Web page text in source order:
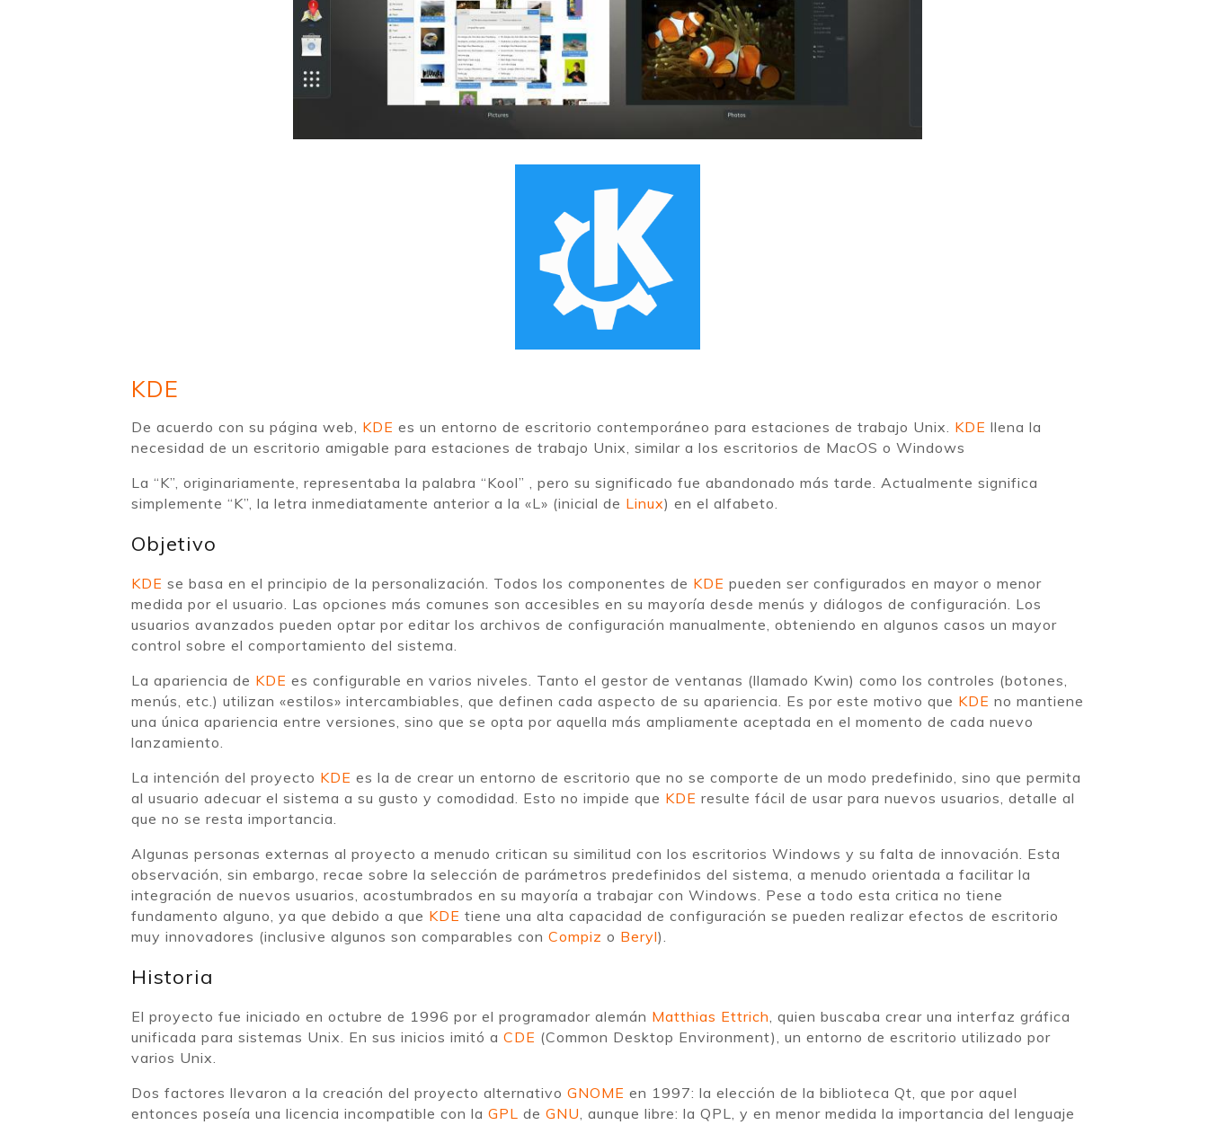
KDE
De acuerdo con su página web, KDE es un entorno de escritorio contemporáneo para estaciones de trabajo Unix. KDE llena la
necesidad de un escritorio amigable para estaciones de trabajo Unix, similar a los escritorios de MacOS o Windows
La “K”, originariamente, representaba la palabra “Kool” , pero su significado fue abandonado más tarde. Actualmente significa
simplemente “K”, la letra inmediatamente anterior a la «L» (inicial de Linux) en el alfabeto.
Objetivo
KDE se basa en el principio de la personalización. Todos los componentes de KDE pueden ser configurados en mayor o menor
medida por el usuario. Las opciones más comunes son accesibles en su mayoría desde menús y diálogos de configuración. Los
usuarios avanzados pueden optar por editar los archivos de configuración manualmente, obteniendo en algunos casos un mayor
control sobre el comportamiento del sistema.
La apariencia de KDE es configurable en varios niveles. Tanto el gestor de ventanas (llamado Kwin) como los controles (botones,
menús, etc.) utilizan «estilos» intercambiables, que definen cada aspecto de su apariencia. Es por este motivo que KDE no mantiene
una única apariencia entre versiones, sino que se opta por aquella más ampliamente aceptada en el momento de cada nuevo
lanzamiento.
La intención del proyecto KDE es la de crear un entorno de escritorio que no se comporte de un modo predefinido, sino que permita
al usuario adecuar el sistema a su gusto y comodidad. Esto no impide que KDE resulte fácil de usar para nuevos usuarios, detalle al
que no se resta importancia.
Algunas personas externas al proyecto a menudo critican su similitud con los escritorios Windows y su falta de innovación. Esta
observación, sin embargo, recae sobre la selección de parámetros predefinidos del sistema, a menudo orientada a facilitar la
integración de nuevos usuarios, acostumbrados en su mayoría a trabajar con Windows. Pese a todo esta critica no tiene
fundamento alguno, ya que debido a que KDE tiene una alta capacidad de configuración se pueden realizar efectos de escritorio
muy innovadores (inclusive algunos son comparables con Compiz o Beryl).
Historia
El proyecto fue iniciado en octubre de 1996 por el programador alemán Matthias Ettrich , quien buscaba crear una interfaz gráfica
unificada para sistemas Unix. En sus inicios imitó a CDE (Common Desktop Environment), un entorno de escritorio utilizado por
varios Unix.
Dos factores llevaron a la creación del proyecto alternativo GNOME en 1997: la elección de la biblioteca Qt, que por aquel
entonces poseía una licencia incompatible con la GPL de GNU , aunque libre: la QPL, y en menor medida la importancia del lenguaje